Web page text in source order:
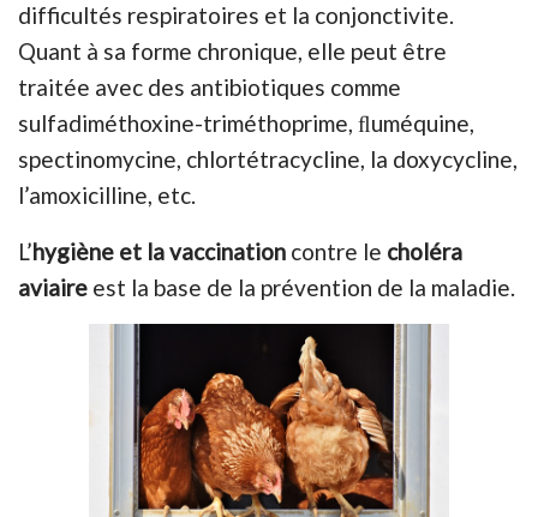
difficultés respiratoires et la conjonctivite.
Quant à sa forme chronique, elle peut être
traitée avec des antibiotiques comme
sulfadiméthoxine-triméthoprime, ﬂuméquine,
spectinomycine, chlortétracycline, la doxycycline,
l’amoxicilline, etc.
L’hygiène et la vaccination contre le choléra
aviaire est la base de la prévention de la maladie.